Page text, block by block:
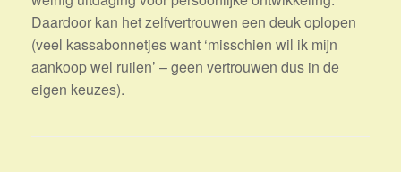
Daardoor kan het zelfvertrouwen een deuk oplopen
(veel kassabonnetjes want ‘misschien wil ik mijn
aankoop wel ruilen’ – geen vertrouwen dus in de
eigen keuzes).